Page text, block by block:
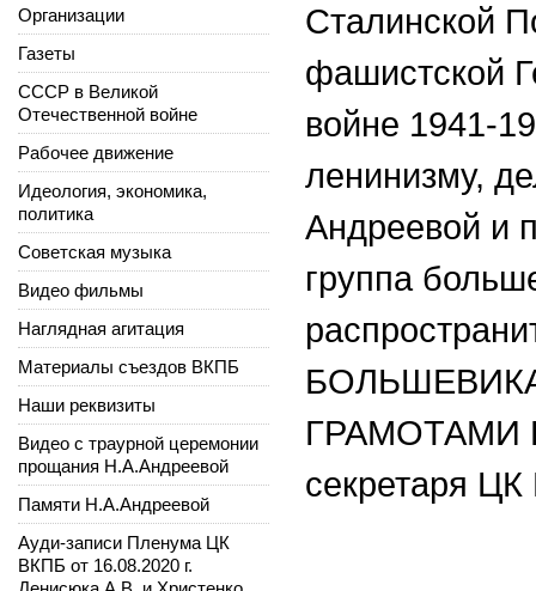
Сталинской
фашистской
войне 1941-
ленинизму,
Андреевой и
группа
ГРАМОТАМИ
секретаря
Организации
Газеты
СССР в Великой
Отечественной войне
Рабочее движение
Идеология, экономика,
политика
Советская музыка
Видео фильмы
Наглядная агитация
Материалы съездов ВКПБ
Наши реквизиты
Видео с траурной церемонии
прощания Н.А.Андреевой
Памяти Н.А.Андреевой
Ауди-записи Пленума ЦК
ВКПБ от 16.08.2020 г.